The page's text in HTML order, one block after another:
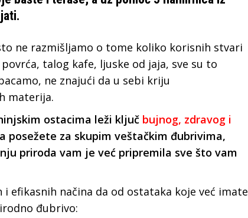
ne razmišljamo o tome koliko korisnih stvari
talog kafe, ljuske od jaja, sve su to
ne znajući da u sebi kriju
materija.
ostacima leži ključ bujnog, zdravog i
posežete za skupim veštačkim đubrivima,
priroda vam je već pripremila sve što vam
i efikasnih načina da od ostataka koje već imate
đubrivo: